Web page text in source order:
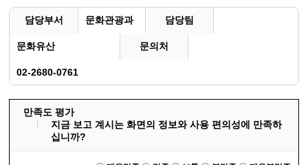
담당부서 문화관광과 담당팀
문화유산 문의처
02-2680-0761
만족도 평가
지금 보고 계시는 화면의 정보와 사용 편의성에 만족하
십니까?